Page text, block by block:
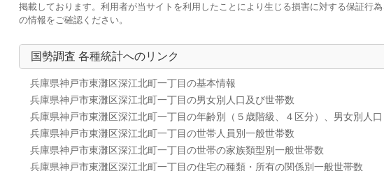
掲載しております。利用者が当サイトを利用したことにより生じる損害に対する保証行
の情報をご確認ください。
国勢調査 各種統計へのリンク
兵庫県神戸市東灘区深江北町一丁目の基本情報
兵庫県神戸市東灘区深江北町一丁目の男女別人口及び世帯数
兵庫県神戸市東灘区深江北町一丁目の年齢別（５歳階級、４区分）、男女別人口
兵庫県神戸市東灘区深江北町一丁目の世帯人員別一般世帯数
兵庫県神戸市東灘区深江北町一丁目の世帯の家族類型別一般世帯数
兵庫県神戸市東灘区深江北町一丁目の住宅の種類・所有の関係別一般世帯数